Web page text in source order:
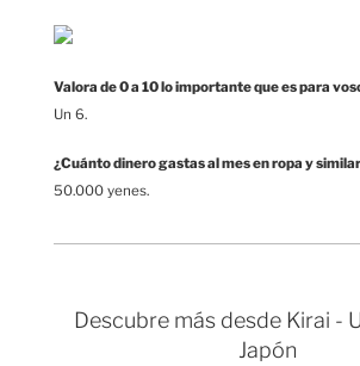
Valora de 0 a 10 lo importante que es para
Un 6.
¿Cuánto dinero gastas al mes en ropa y
50.000 yenes.
Descubre más desde Kirai -
Japón